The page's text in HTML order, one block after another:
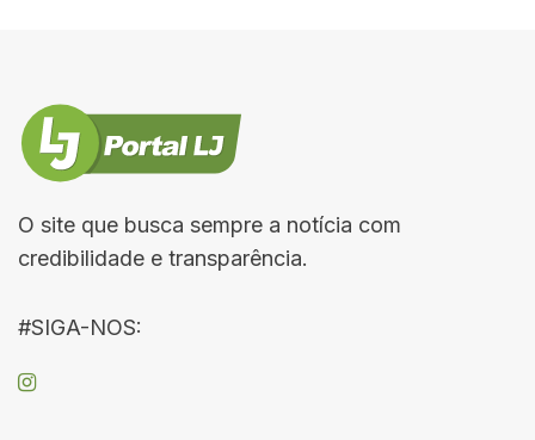
O site que busca sempre a notícia com
credibilidade e transparência.
#SIGA-NOS: